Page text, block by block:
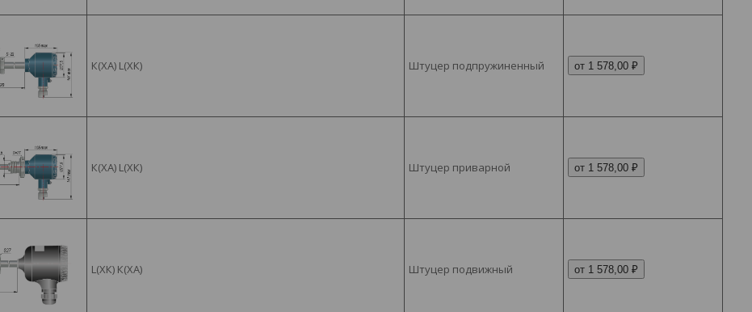
К(ХА) L(ХК) Штуцер подпружиненный от 1 578,00 ₽
К(ХА) L(ХК) Штуцер приварной от 1 578,00 ₽
L(ХК) К(ХА) Штуцер подвижный от 1 578,00 ₽